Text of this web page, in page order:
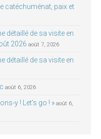
catéchuménat, paix et
détaillé de sa visite en
2026 août 7, 2026
détaillé de sa visite en
août 6, 2026
y ! Let’s go ! » août 6,